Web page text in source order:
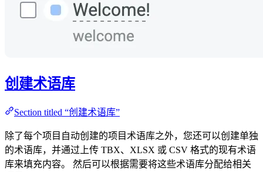
创建术语库
Section titled “创建术语库”
除了每个项目自动创建的项目术语库之外，您还可以创建单独
的术语库，并通过上传 TBX、XLSX 或 CSV 格式的现有术语
库来填充内容。 然后可以根据需要将这些术语库分配给相关